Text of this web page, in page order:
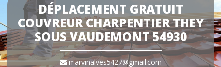
DÉPLACEMENT GRATUIT
COUVREUR CHARPENTIER THEY
SOUS VAUDEMONT 54930
marvinalves5427@gmail.com